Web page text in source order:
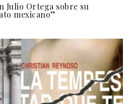
Julio Ortega sobre su
mexicano”